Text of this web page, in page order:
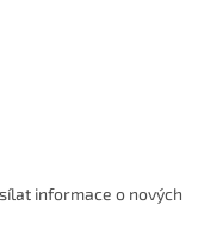
informace o nových